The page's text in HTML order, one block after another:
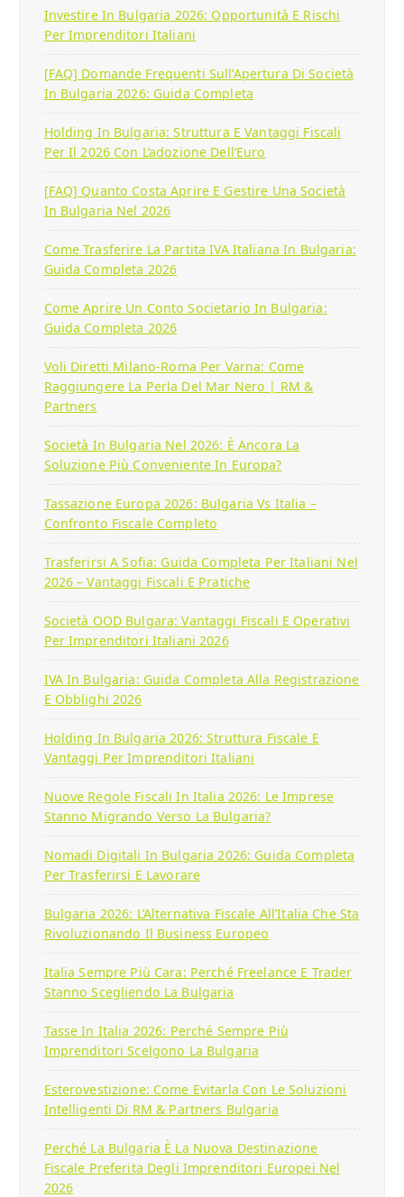
Investire In Bulgaria 2026: Opportunità E Rischi
Per Imprenditori Italiani
[FAQ] Domande Frequenti Sull’Apertura Di Società
In Bulgaria 2026: Guida Completa
Holding In Bulgaria: Struttura E Vantaggi Fiscali
Per Il 2026 Con L’adozione Dell’Euro
[FAQ] Quanto Costa Aprire E Gestire Una Società
In Bulgaria Nel 2026
Come Trasferire La Partita IVA Italiana In Bulgaria:
Guida Completa 2026
Come Aprire Un Conto Societario In Bulgaria:
Guida Completa 2026
Voli Diretti Milano-Roma Per Varna: Come
Raggiungere La Perla Del Mar Nero | RM &
Partners
Società In Bulgaria Nel 2026: È Ancora La
Soluzione Più Conveniente In Europa?
Tassazione Europa 2026: Bulgaria Vs Italia –
Confronto Fiscale Completo
Trasferirsi A Sofia: Guida Completa Per Italiani Nel
2026 – Vantaggi Fiscali E Pratiche
Società OOD Bulgara: Vantaggi Fiscali E Operativi
Per Imprenditori Italiani 2026
IVA In Bulgaria: Guida Completa Alla Registrazione
E Obblighi 2026
Holding In Bulgaria 2026: Struttura Fiscale E
Vantaggi Per Imprenditori Italiani
Nuove Regole Fiscali In Italia 2026: Le Imprese
Stanno Migrando Verso La Bulgaria?
Nomadi Digitali In Bulgaria 2026: Guida Completa
Per Trasferirsi E Lavorare
Bulgaria 2026: L’Alternativa Fiscale All’Italia Che Sta
Rivoluzionando Il Business Europeo
Italia Sempre Più Cara: Perché Freelance E Trader
Stanno Scegliendo La Bulgaria
Tasse In Italia 2026: Perché Sempre Più
Imprenditori Scelgono La Bulgaria
Esterovestizione: Come Evitarla Con Le Soluzioni
Intelligenti Di RM & Partners Bulgaria
Perché La Bulgaria È La Nuova Destinazione
Fiscale Preferita Degli Imprenditori Europei Nel
2026